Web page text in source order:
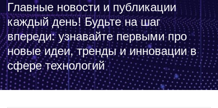
Главные новости и публикации
каждый день! Будьте на шаг
впереди: узнавайте первыми про
новые идеи, тренды и инновации в
сфере технологий